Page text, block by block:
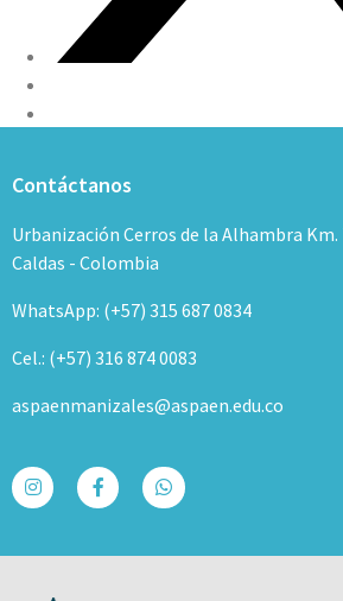
Contáctanos
Urbanización Cerros de la Alhambra Km.
Caldas - Colombia
WhatsApp: (+57) 315 687 0834
Cel.: (+57) 316 874 0083
aspaenmanizales@aspaen.edu.co